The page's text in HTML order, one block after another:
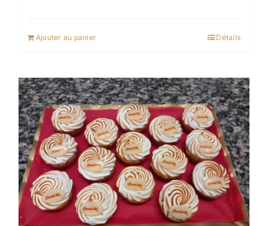
Ajouter au panier Détails